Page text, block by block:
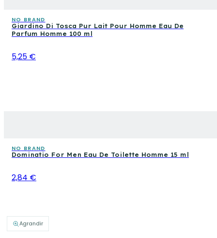
Agrandir
NO BRAND
Giardino Di Tosca Pur Lait Pour Homme Eau De
Parfum Homme 100 ml
5,25 €
NO BRAND
Dominatio For Men Eau De Toilette Homme 15 ml
2,84 €